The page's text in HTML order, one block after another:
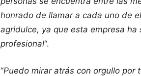
honrado de llamar a cada uno de
agridulce, ya que esta empresa
profesional“.
“Puedo mirar atrás con orgullo por